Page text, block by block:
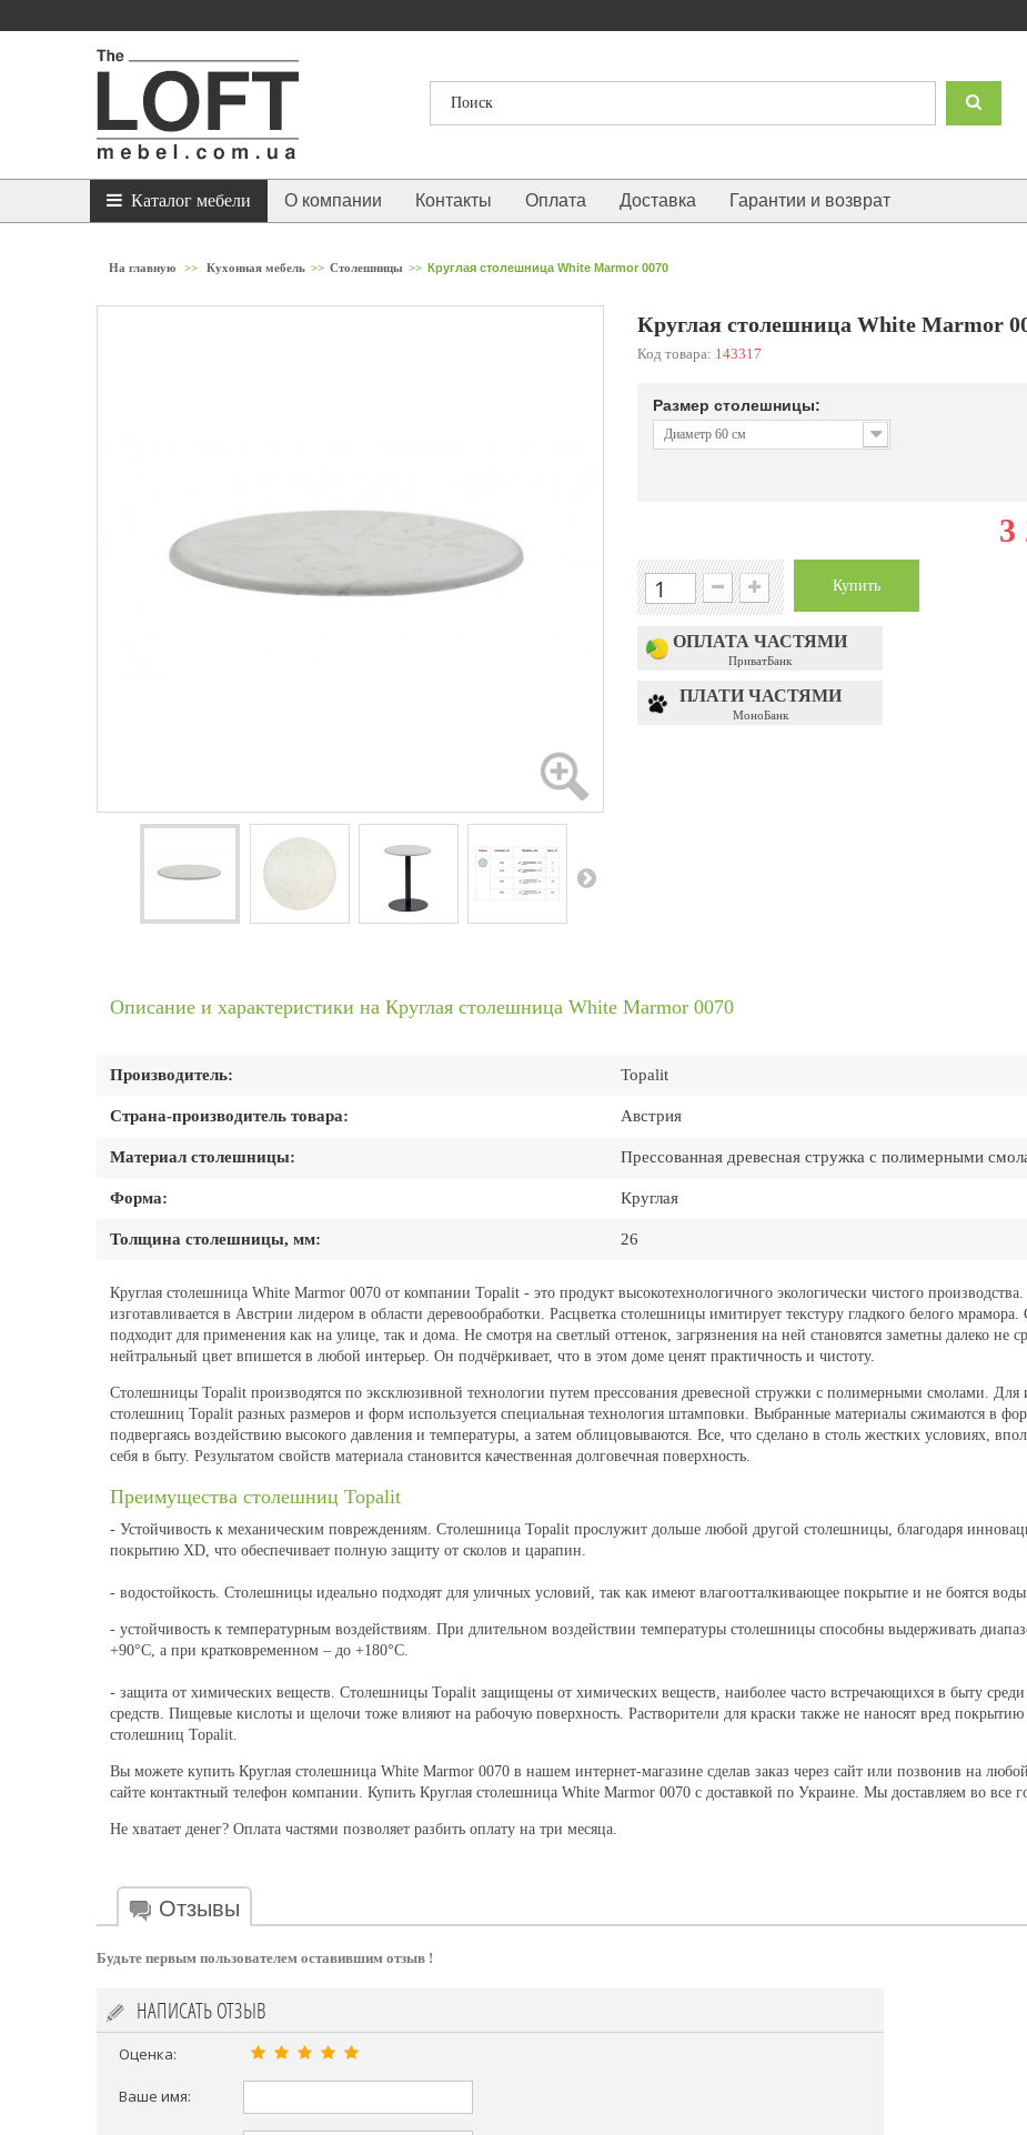
Каталог мебели О компании Контакты Оплата Доставка Гарантии и возврат
На главную >> Кухонная мебель >> Столешницы >> Круглая столешница White Marmor 0070
Круглая столешница White Marmor
Код товара: 143317
Размер столешницы:
Диаметр 60 см
3
Купить
ОПЛАТА ЧАСТЯМИ
ПриватБанк
ПЛАТИ ЧАСТЯМИ
МоноБанк
Описание и характеристики на Круглая столешница White Marmor 0070
Производитель: Topalit
Страна-производитель товара: Австрия
Материал столешницы: Прессованная древесная стружка с полимерными
Форма: Круглая
Толщина столешницы, мм: 26
Круглая столешница White Marmor 0070 от компании Topalit - это продукт высокотехнологичного экологически чистого
изготавливается в Австрии лидером в области деревообработки. Расцветка столешницы имитирует текстуру гладкого белого
подходит для применения как на улице, так и дома. Не смотря на светлый оттенок, загрязнения на ней становятся заметны далеко не
нейтральный цвет впишется в любой интерьер. Он подчёркивает, что в этом доме ценят практичность и чистоту.
Столешницы Topalit производятся по эксклюзивной технологии путем прессования древесной стружки с полимерными смолами. Для
столешниц Topalit разных размеров и форм используется специальная технология штамповки. Выбранные материалы сжимаются в
подвергаясь воздействию высокого давления и температуры, а затем облицовываются. Все, что сделано в столь жестких условиях,
себя в быту. Результатом свойств материала становится качественная долговечная поверхность.
Преимущества столешниц Topalit
- Устойчивость к механическим повреждениям. Столешница Topalit прослужит дольше любой другой столешницы, благодаря
покрытию XD, что обеспечивает полную защиту от сколов и царапин.
- водостойкость. Столешницы идеально подходят для уличных условий, так как имеют влагоотталкивающее покрытие и не боятся
- устойчивость к температурным воздействиям. При длительном воздействии температуры столешницы способны выдерживать
+90°С, а при кратковременном – до +180°С.
- защита от химических веществ. Столешницы Topalit защищены от химических веществ, наиболее часто встречающихся в быту
средств. Пищевые кислоты и щелочи тоже влияют на рабочую поверхность. Растворители для краски также не наносят вред
столешниц Topalit.
Вы можете купить Круглая столешница White Marmor 0070 в нашем интернет-магазине сделав заказ через сайт или позвонив на
сайте контактный телефон компании. Купить Круглая столешница White Marmor 0070 с доставкой по Украине. Мы доставляем во все
Не хватает денег? Оплата частями позволяет разбить оплату на три месяца.
Отзывы
Будьте первым пользователем оставившим отзыв !
НАПИСАТЬ ОТЗЫВ
Оценка:
Ваше имя: